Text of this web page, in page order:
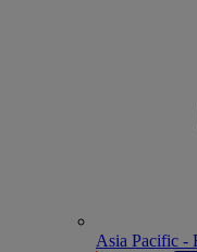
Asia Pacific -